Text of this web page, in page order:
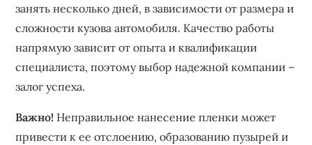
занять несколько дней, в зависимости от размера и
сложности кузова автомобиля. Качество работы
напрямую зависит от опыта и квалификации
специалиста, поэтому выбор надежной компании –
залог успеха.
Важно! Неправильное нанесение пленки может
привести к ее отслоению, образованию пузырей и